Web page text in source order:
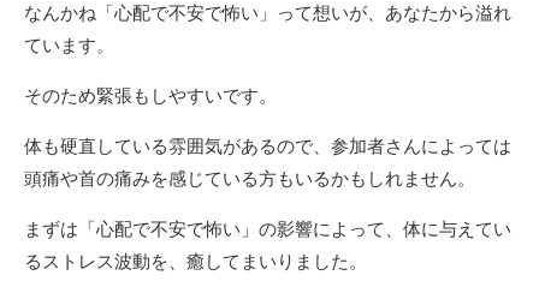
なんかね「心配で不安で怖い」って想いが、あなたから溢れ
ています。
そのため緊張もしやすいです。
体も硬直している雰囲気があるので、参加者さんによっては
頭痛や首の痛みを感じている方もいるかもしれません。
まずは「心配で不安で怖い」の影響によって、体に与えてい
るストレス波動を、癒してまいりました。